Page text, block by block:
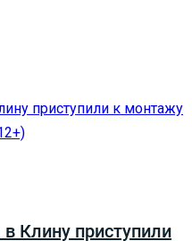
Клину приступили